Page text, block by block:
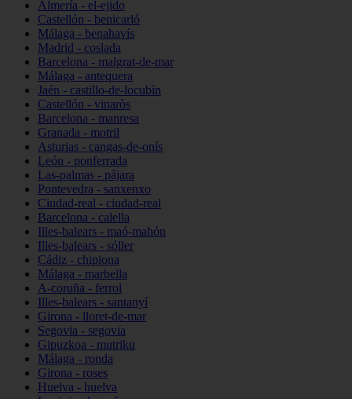
Almería - el-ejido
Castellón - benicarló
Málaga - benahavís
Madrid - coslada
Barcelona - malgrat-de-mar
Málaga - antequera
Jaén - castillo-de-locubín
Castellón - vinaròs
Barcelona - manresa
Granada - motril
Asturias - cangas-de-onís
León - ponferrada
Las-palmas - pájara
Pontevedra - sanxenxo
Ciudad-real - ciudad-real
Barcelona - calella
Illes-balears - maó-mahón
Illes-balears - sóller
Cádiz - chipiona
Málaga - marbella
A-coruña - ferrol
Illes-balears - santanyí
Girona - lloret-de-mar
Segovia - segovia
Gipuzkoa - mutriku
Málaga - ronda
Girona - roses
Huelva - huelva